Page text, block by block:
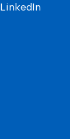
LinkedIn